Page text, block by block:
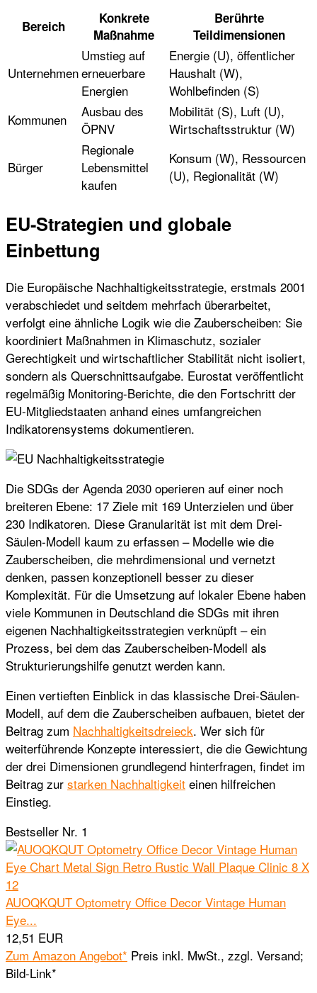
Bereich
Konkrete
Maßnahme
Berührte
Teildimensionen
Unternehmen
Umstieg auf
erneuerbare
Energien
Energie (U), öffentlicher
Haushalt (W),
Wohlbefinden (S)
Kommunen
Ausbau des
ÖPNV
Mobilität (S), Luft (U),
Wirtschaftsstruktur (W)
Bürger
Regionale
Lebensmittel
kaufen
Konsum (W), Ressourcen
(U), Regionalität (W)
EU-Strategien und globale
Einbettung
Die Europäische Nachhaltigkeitsstrategie, erstmals 2001
verabschiedet und seitdem mehrfach überarbeitet,
verfolgt eine ähnliche Logik wie die Zauberscheiben: Sie
koordiniert Maßnahmen in Klimaschutz, sozialer
Gerechtigkeit und wirtschaftlicher Stabilität nicht isoliert,
sondern als Querschnittsaufgabe. Eurostat veröffentlicht
regelmäßig Monitoring-Berichte, die den Fortschritt der
EU-Mitgliedstaaten anhand eines umfangreichen
Indikatorensystems dokumentieren.
Die SDGs der Agenda 2030 operieren auf einer noch
breiteren Ebene: 17 Ziele mit 169 Unterzielen und über
230 Indikatoren. Diese Granularität ist mit dem Drei-
Säulen-Modell kaum zu erfassen – Modelle wie die
Zauberscheiben, die mehrdimensional und vernetzt
denken, passen konzeptionell besser zu dieser
Komplexität. Für die Umsetzung auf lokaler Ebene haben
viele Kommunen in Deutschland die SDGs mit ihren
eigenen Nachhaltigkeitsstrategien verknüpft – ein
Prozess, bei dem das Zauberscheiben-Modell als
Strukturierungshilfe genutzt werden kann.
Einen vertieften Einblick in das klassische Drei-Säulen-
Modell, auf dem die Zauberscheiben aufbauen, bietet der
Beitrag zum Nachhaltigkeitsdreieck. Wer sich für
weiterführende Konzepte interessiert, die die Gewichtung
der drei Dimensionen grundlegend hinterfragen, findet im
Beitrag zur starken Nachhaltigkeit einen hilfreichen
Einstieg.
Bestseller Nr. 1
AUOQKQUT Optometry Office Decor Vintage Human
Eye...
12,51 EUR
Zum Amazon Angebot* Preis inkl. MwSt., zzgl. Versand;
Bild-Link*